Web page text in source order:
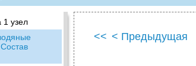
узел
<< < Предыдущая